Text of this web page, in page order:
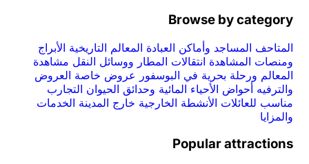
Browse by category
المتاحف المساجد وأماكن العبادة المعالم التاريخية الأبراج
ومنصات المشاهدة انتقالات المطار ووسائل النقل مشاهدة
المعالم ورحلة بحرية في البوسفور عروض خاصة العروض
والترفيه أحواض الأحياء المائية وحدائق الحيوان التجارب
مناسب للعائلات الأنشطة الخارجية خارج المدينة الخدمات
والمزايا
Popular attractions